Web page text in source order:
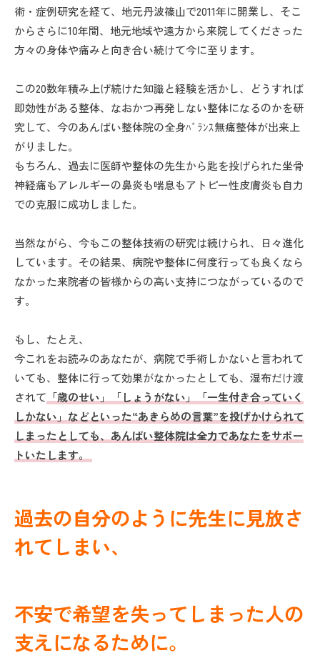
術・症例研究を経て、地元丹波篠山で2011年に開業し、そこ
からさらに10年間、地元地域や遠方から来院してくださった
方々の身体や痛みと向き合い続けて今に至ります。
この20数年積み上げ続けた知識と経験を活かし、どうすれば
即効性がある整体、なおかつ再発しない整体になるのかを研
究して、今のあんばい整体院の全身ﾊﾞﾗﾝｽ無痛整体が出来上
がりました。
もちろん、過去に医師や整体の先生から匙を投げられた坐骨
神経痛もアレルギーの鼻炎も喘息もアトピー性皮膚炎も自力
での克服に成功しました。
当然ながら、今もこの整体技術の研究は続けられ、日々進化
しています。その結果、病院や整体に何度行っても良くなら
なかった来院者の皆様からの高い支持につながっているので
す。
もし、たとえ、
今これをお読みのあなたが、病院で手術しかないと言われて
いても、整体に行って効果がなかったとしても、湿布だけ渡
されて 「歳のせい」「しょうがない」「一生付き合っていく
しかない」などといった“あきらめの言葉”を投げかけられて
しまったとしても、あんばい整体院は全力であなたをサポー
トいたします。
過去の自分のように先生に見放さ
れてしまい、
不安で希望を失ってしまった人の
支えになるために。